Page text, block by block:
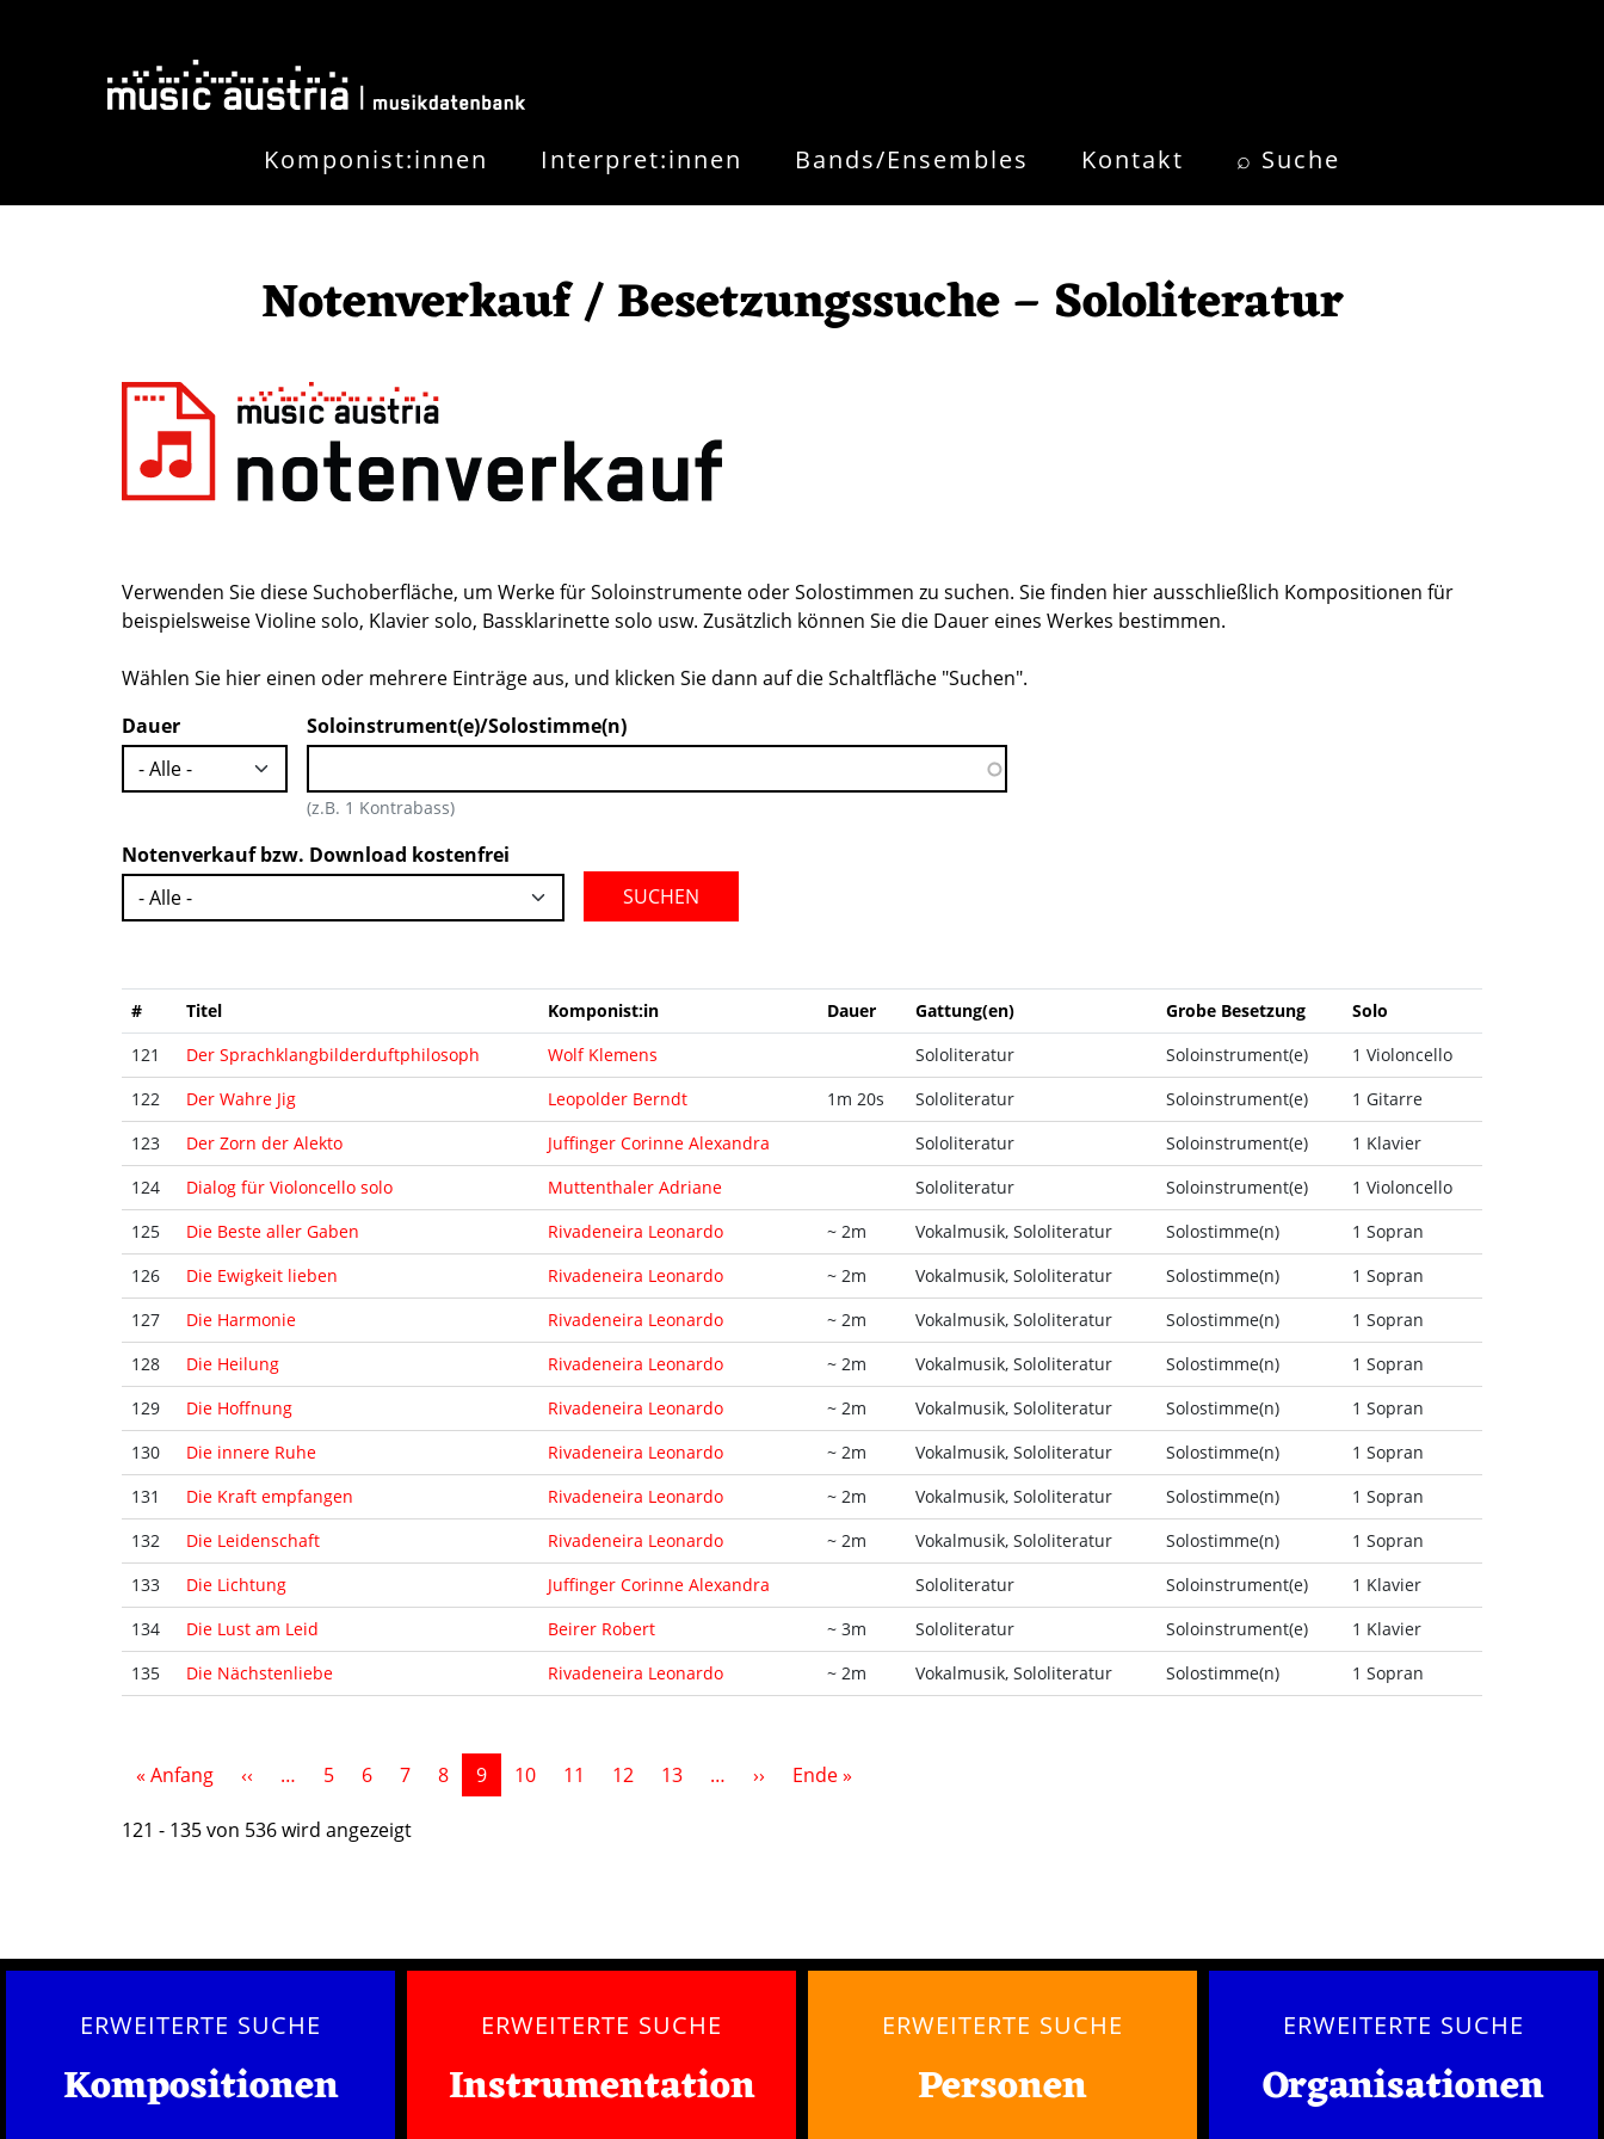
Komponist:innen Interpret:innen Bands/Ensembles Kontakt ⌕ Suche
Notenverkauf / Besetzungssuche – Sololiteratur
Verwenden Sie diese Suchoberfläche, um Werke für Soloinstrumente oder Solostimmen zu suchen. Sie finden hier ausschließlich Kompositionen für
beispielsweise Violine solo, Klavier solo, Bassklarinette solo usw. Zusätzlich können Sie die Dauer eines Werkes bestimmen.
Wählen Sie hier einen oder mehrere Einträge aus, und klicken Sie dann auf die Schaltfläche "Suchen".
Dauer
Soloinstrument(e)/Solostimme(n)
(z.B. 1 Kontrabass)
Notenverkauf bzw. Download kostenfrei
SUCHEN
# Titel Komponist:in Dauer Gattung(en) Grobe Besetzung
Solo
121
Der Sprachklangbilderduftphilosoph Wolf Klemens Sololiteratur Soloinstrument(e)
1 Violoncello
122
Der Wahre Jig Leopolder Berndt 1m 20s Sololiteratur Soloinstrument(e)
1 Gitarre
123
Der Zorn der Alekto Juffinger Corinne Alexandra Sololiteratur Soloinstrument(e)
1 Klavier
124
Dialog für Violoncello solo Muttenthaler Adriane Sololiteratur Soloinstrument(e)
1 Violoncello
125
Die Beste aller Gaben Rivadeneira Leonardo ~ 2m Vokalmusik, Sololiteratur Solostimme(n)
1 Sopran
126
Die Ewigkeit lieben Rivadeneira Leonardo ~ 2m Vokalmusik, Sololiteratur Solostimme(n)
1 Sopran
127
Die Harmonie Rivadeneira Leonardo ~ 2m Vokalmusik, Sololiteratur Solostimme(n)
1 Sopran
128
Die Heilung Rivadeneira Leonardo ~ 2m Vokalmusik, Sololiteratur Solostimme(n)
1 Sopran
129
Die Hoffnung Rivadeneira Leonardo ~ 2m Vokalmusik, Sololiteratur Solostimme(n)
1 Sopran
130
Die innere Ruhe Rivadeneira Leonardo ~ 2m Vokalmusik, Sololiteratur Solostimme(n)
1 Sopran
131
Die Kraft empfangen Rivadeneira Leonardo ~ 2m Vokalmusik, Sololiteratur Solostimme(n)
1 Sopran
132
Die Leidenschaft Rivadeneira Leonardo ~ 2m Vokalmusik, Sololiteratur Solostimme(n)
1 Sopran
133
Die Lichtung Juffinger Corinne Alexandra Sololiteratur Soloinstrument(e)
1 Klavier
134
Die Lust am Leid Beirer Robert ~ 3m Sololiteratur Soloinstrument(e)
1 Klavier
135
Die Nächstenliebe Rivadeneira Leonardo ~ 2m Vokalmusik, Sololiteratur Solostimme(n) 1 Sopran
Seitennummerierung
« AnfangErste Seite
‹‹ Vorherige Seite
… 5 6 7 8 9 10 11 12 13 … ›› Nächste Seite
Ende »
121 - 135 von 536 wird angezeigt
ERWEITERTE SUCHE
Kompositionen
ERWEITERTE SUCHE
Instrumentation
ERWEITERTE SUCHE
Personen
ERWEITERTE SUCHE
Organisationen